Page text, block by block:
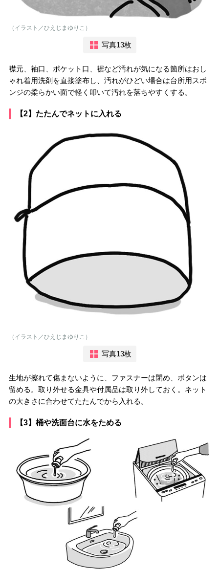
（イラスト／ひえじまゆりこ）
写真13枚
襟元、袖口、ポケット口、裾など汚れが気になる箇所はおし
ゃれ着用洗剤を直接塗布し、汚れがひどい場合は台所用スポ
ンジの柔らかい面で軽く叩いて汚れを落ちやすくする。
【2】たたんでネットに入れる
（イラスト／ひえじまゆりこ）
写真13枚
生地が擦れて傷まないように、ファスナーは閉め、ボタンは
留める。取り外せる金具や付属品は取り外しておく。ネット
の大きさに合わせてたたんでから入れる。
【3】桶や洗面台に水をためる